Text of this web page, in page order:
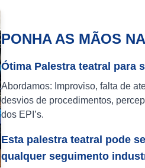
PONHA AS MÃOS
Ótima Palestra teatral para
Abordamos: Improviso, falta de
desvios de procedimentos,
dos EPI’s.
Esta palestra teatral pode
qualquer seguimento